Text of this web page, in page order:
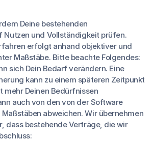
Deine bestehenden
Nutzen und Vollständigkeit prüfen.
erfolgt anhand objektiver und
Maßstäbe. Bitte beachte Folgendes:
sich Dein Bedarf verändern. Eine
kann zu einem späteren Zeitpunkt
mehr Deinen Bedürfnissen
auch von den von der Software
abweichen. Wir übernehmen
dass bestehende Verträge, die wir